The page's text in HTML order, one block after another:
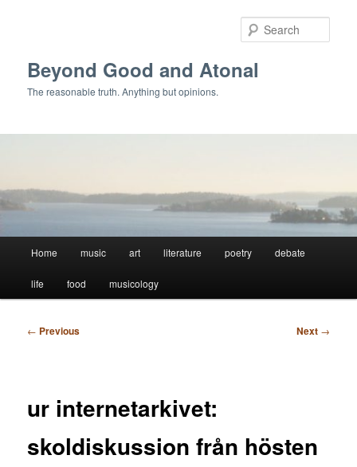
Beyond Good and Atonal
The reasonable truth. Anything but opinions.
Home music art literature poetry debate
life food musicology
Post
← Previous Next →
ur internetarkivet:
skoldiskussion från hösten